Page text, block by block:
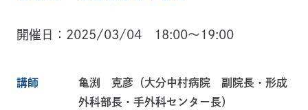
開催日 2025/03/04 18:00～19:00
講師
亀渕 克彦（大分中村病院 副院長・形成
外科部長・手外科センター長）